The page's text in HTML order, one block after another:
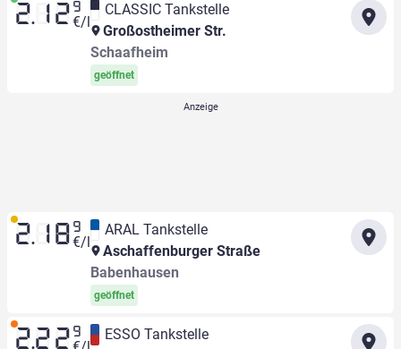
2.12 9
€/l
CLASSIC Tankstelle
Großostheimer Str.
Schaafheim
geöffnet
2.18 9
€/l
ARAL Tankstelle
Aschaffenburger Straße
Babenhausen
geöffnet
2.22 9
ESSO Tankstelle